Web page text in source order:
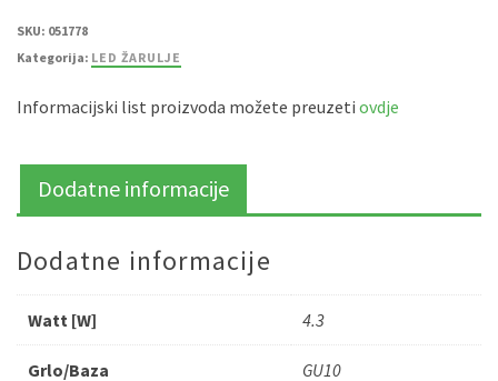
SKU: 051778
Kategorija: LED ŽARULJE
Informacijski list proizvoda možete preuzeti ovdje
Dodatne informacije
Dodatne informacije
Watt [W] 4.3
Grlo/Baza GU10